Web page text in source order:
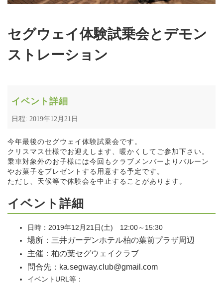
セグウェイ体験試乗会とデモン
ストレーション
イベント詳細
日程: 2019年12月21日
今年最後のセグウェイ体験試乗会です。
クリスマス仕様でお迎えします、暖かくしてご参加下さい。
乗車対象外のお子様には今回もクラブメンバーよりバルーン
やお菓子をプレゼントする用意する予定です。
ただし、天候等で体験会を中止することがあります。
イベント詳細
日時：2019年12月21日(土) 12:00～15:30
場所：三井ガーデンホテル柏の葉前プラザ周辺
主催：柏の葉セグウェイクラブ
問合先：ka.segway.club@gmail.com
イベントURL等：